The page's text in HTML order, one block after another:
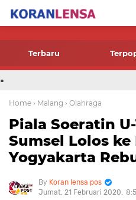
-->
Terbaru
.
Home › Malang › Olahraga
Piala Soeratin
Sumsel Lolos ke
Yogyakarta
Koran lensa pos
Jumat, 21 Februari 2020